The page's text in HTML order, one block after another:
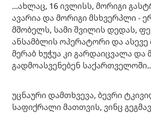
...ახლაც, 16 ივლისს, მორიგი
ავარია და მორიგი მსხვერპლი -
მშობელს, სამი შვილის დედას,
ანსამბლის ოპერატორი და ასევე
მერაბ ხუჭუა კი გარდაიცვალა და
გადმოასვენებენ
უცნაური დამთხვევა, ბევრი
საფიქრალი მათთვის, ვინც